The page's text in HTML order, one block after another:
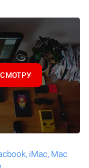
iMac, Mac